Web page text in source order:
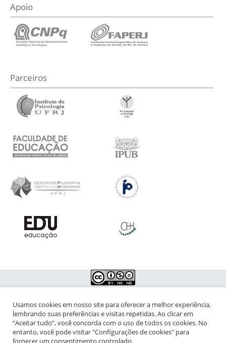
Apoio
Parceiros
NIPIAC – Núcleo Interdisciplinar de Pesquisa para a Infância e
Adolescência Contemporâneas
Universidade Federal do Rio de Janeiro - Campus da Praia Vermelha
Usamos cookies em nosso site para oferecer a melhor experiência,
lembrando suas preferências e visitas repetidas. Ao clicar em
“Aceitar tudo”, você concorda com o uso de todos os cookies. No
entanto, você pode visitar "Configurações de cookies" para
fornecer um consentimento controlado.